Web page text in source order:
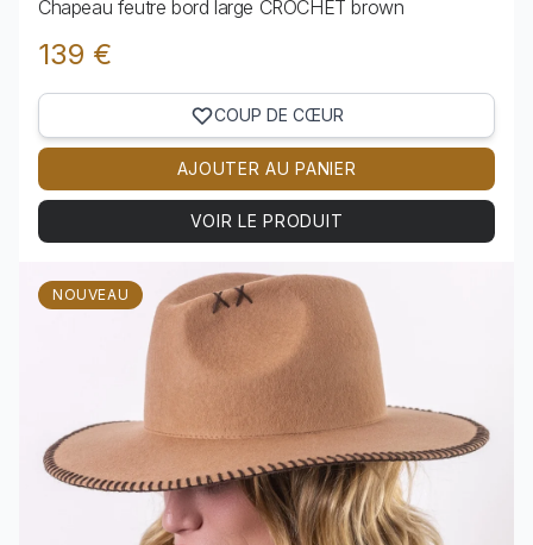
Chapeau feutre bord large CROCHET brown
139 €
COUP DE CŒUR
AJOUTER AU PANIER
VOIR LE PRODUIT
Voir le produit Chapeau feutre bord large CROCHET
NOUVEAU